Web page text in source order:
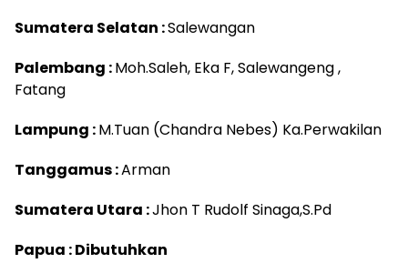
Sumatera Selatan :Salewangan
Palembang :Moh.Saleh, Eka F, Salewangeng ,
Fatang
Lampung :M.Tuan (Chandra Nebes) Ka.Perwakilan
Tanggamus :Arman
Sumatera Utara :Jhon T Rudolf Sinaga,S.Pd
Papua : Dibutuhkan